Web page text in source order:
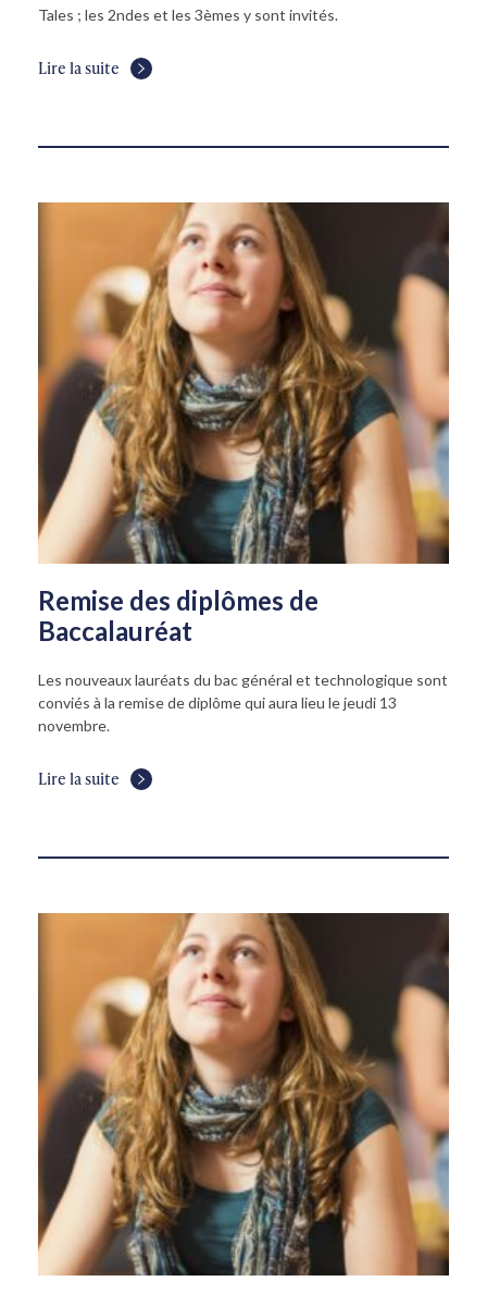
Tales ; les 2ndes et les 3èmes y sont invités.
Lire la suite
Remise des diplômes de
Baccalauréat
Les nouveaux lauréats du bac général et technologique sont
conviés à la remise de diplôme qui aura lieu le jeudi 13
novembre.
Lire la suite